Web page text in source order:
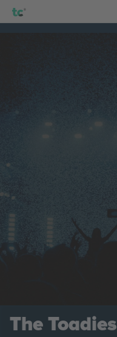
The Toadies